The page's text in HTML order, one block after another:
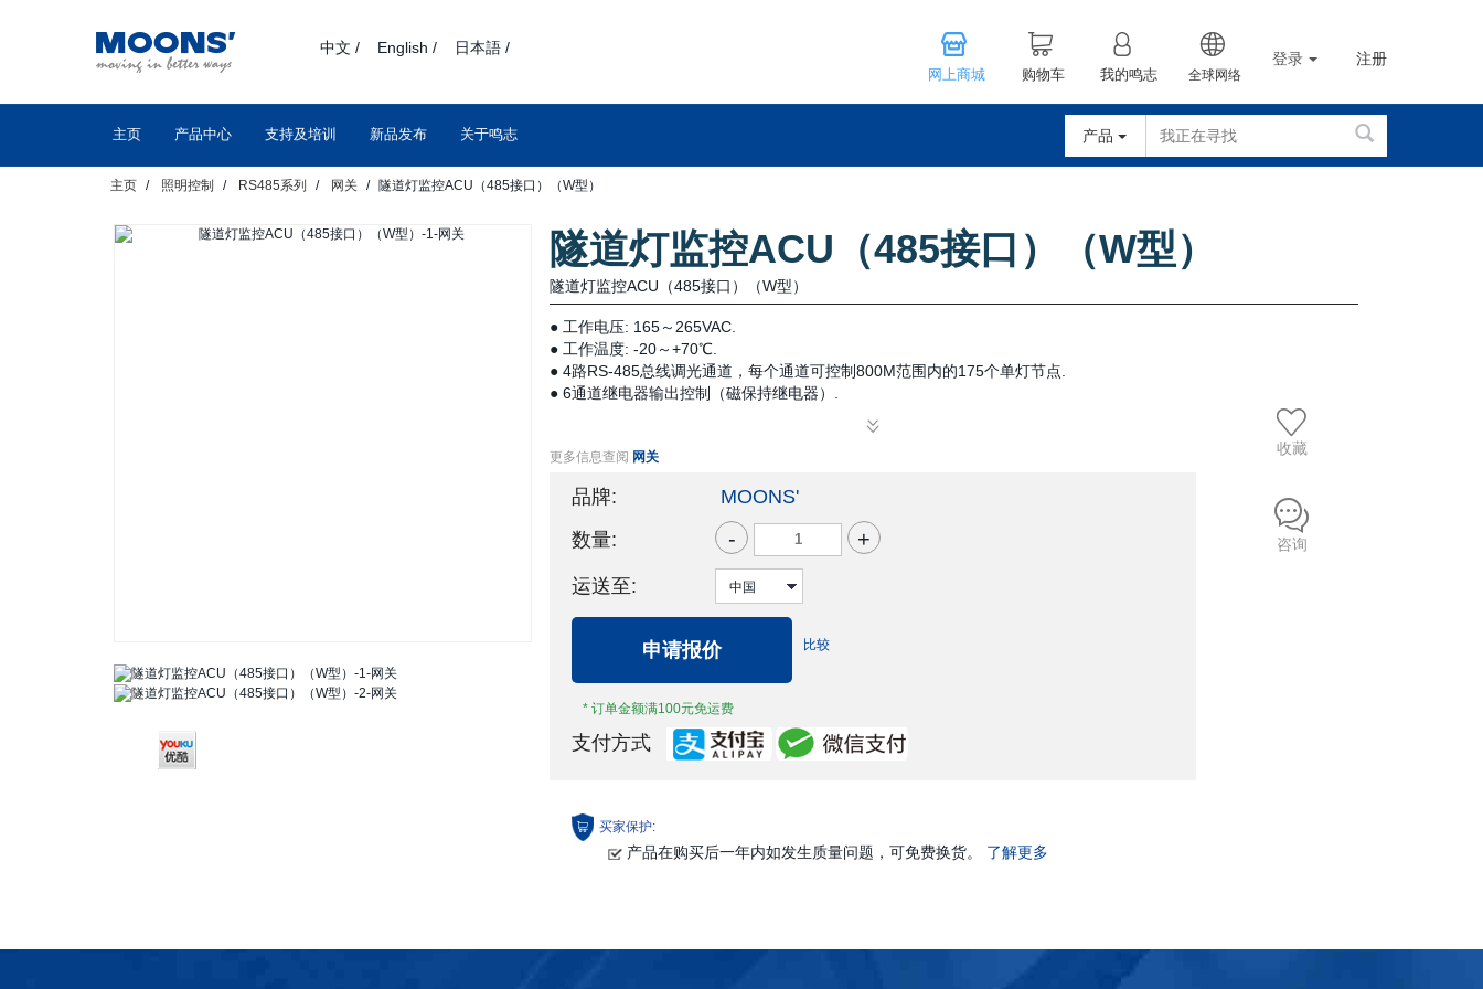
中文 / English / 日本語 /
网上商城 购物车 我的鸣志 全球网络
登录 注册
主页 产品中心 支持及培训 新品发布 关于鸣志 产品
主页 照明控制 RS485系列 网关 隧道灯监控ACU（485接口）（W型）
隧道灯监控ACU（485接口）（W型）
隧道灯监控ACU（485接口）（W型）
● 工作电压: 165～265VAC.
● 工作温度: -20～+70℃.
● 4路RS-485总线调光通道，每个通道可控制800M范围内的175个单灯节点.
● 6通道继电器输出控制（磁保持继电器）.
● 5年质保
更多信息查阅 网关
品牌:
MOONS'
数量:
- +
运送至:
申请报价
* 订单金额满100元免运费
比较
支付方式
收藏
咨询
买家保护:
产品在购买后一年内如发生质量问题，可免费换货。 了解更多